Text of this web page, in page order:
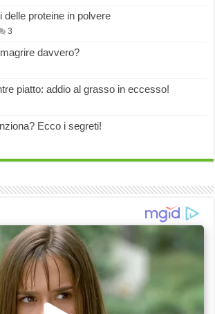
delle proteine in polvere
3
davvero?
piatto: addio al grasso in eccesso!
Ecco i segreti!